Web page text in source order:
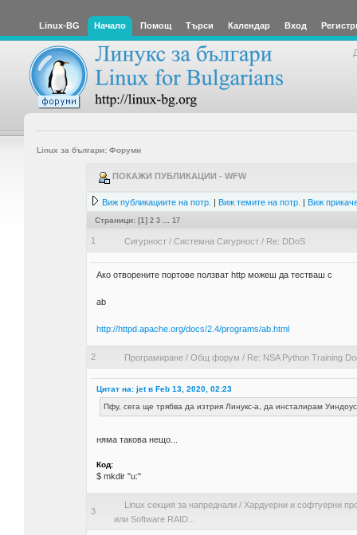
Linux-BG Начало Помощ Търси Календар Вход
Linux за българи: Форуми
ПОКАЖИ ПУБЛИКАЦИИ - WFW
Виж публикациите на потр. | Виж темите на потр. | Виж
Страници: [1] 2 3 17
1 Сигурност/ Системна Сигурност/ Re: DDoS
Ако отворените портове ползват http можеш да тестваш с
ab
http://httpd.apache.org/docs/2.4/programs/ab.html
2 Програмиране/ Общ форум / Re: NSA Python Training
Цитат на: jet в Feb 13, 2020, 02:23
Пфу, сега ще трябва да изтрия Линукс-а, да инсталирам
няма такова нещо...
Код:
$ mkdir "u:"
3
Linux секция за напреднали/ Хардуерни и софтуерни
или Software RAID...